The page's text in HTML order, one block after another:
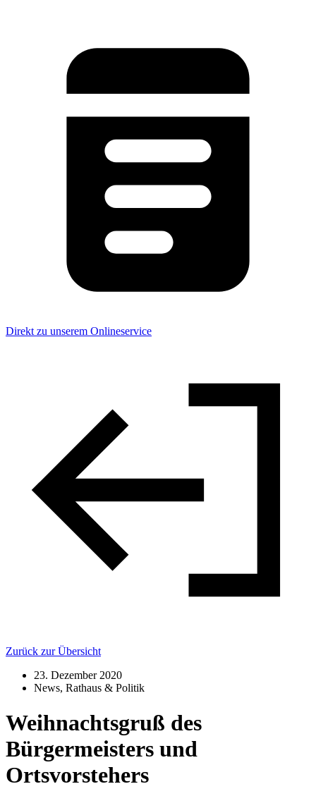
Direkt zu unserem Onlineservice
Zurück zur Übersicht
23. Dezember 2020
News, Rathaus & Politik
Weihnachtsgruß des
Bürgermeisters und
Ortsvorstehers